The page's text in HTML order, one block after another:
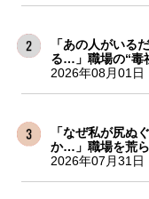
「あの人がいる
る…」職場の“毒
2026年08月01日
「なぜ私が尻ぬ
か…」職場を荒
2026年07月31日